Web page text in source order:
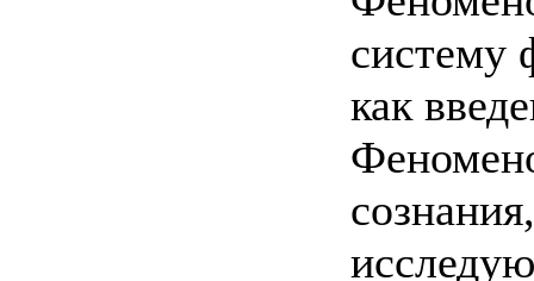
систему
как